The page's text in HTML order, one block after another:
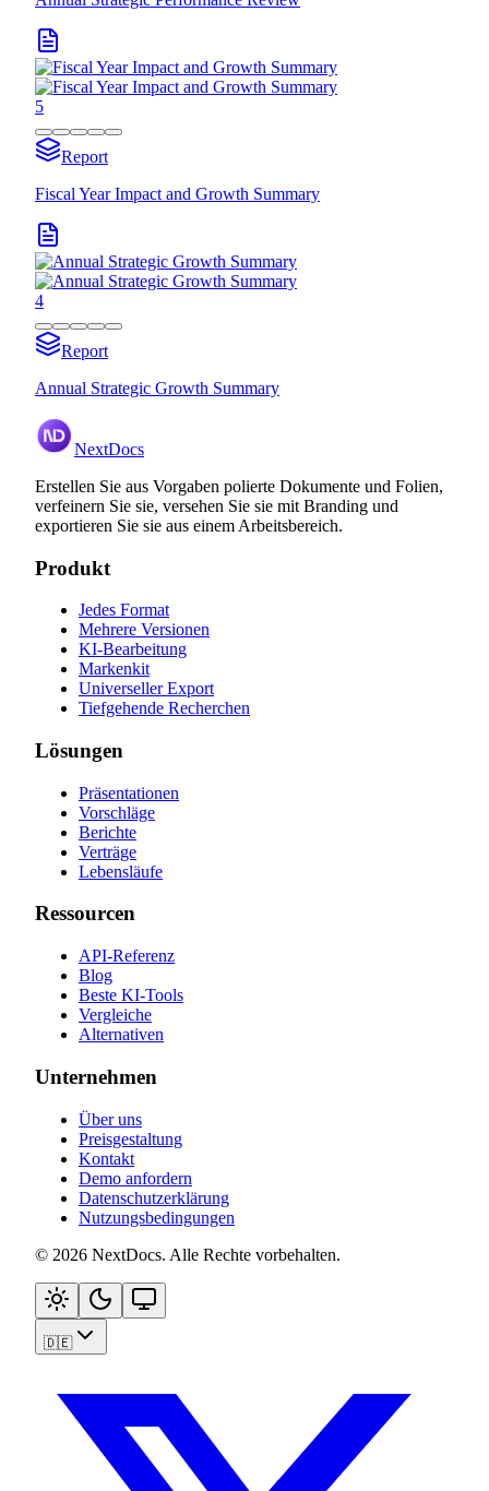
5
Report
Fiscal Year Impact and Growth Summary
4
Report
Annual Strategic Growth Summary
NextDocs
Erstellen Sie aus Vorgaben polierte Dokumente und Folien,
verfeinern Sie sie, versehen Sie sie mit Branding und
exportieren Sie sie aus einem Arbeitsbereich.
Produkt
Jedes Format
Mehrere Versionen
KI-Bearbeitung
Markenkit
Universeller Export
Tiefgehende Recherchen
Lösungen
Präsentationen
Vorschläge
Berichte
Verträge
Lebensläufe
Ressourcen
API-Referenz
Blog
Beste KI-Tools
Vergleiche
Alternativen
Unternehmen
Über uns
Preisgestaltung
Kontakt
Demo anfordern
Datenschutzerklärung
Nutzungsbedingungen
© 2026 NextDocs. Alle Rechte vorbehalten.
🇩🇪